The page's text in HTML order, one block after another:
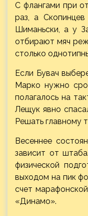
С флангами при
раз, а
Шиманьски, а у
отбирают мяч
столько
Если Бувач
Марко нужно
полагалось на
Лещук явно
Решать главному
Весеннее
зависит от
физической
выходом на пик
счет
«Динамо».